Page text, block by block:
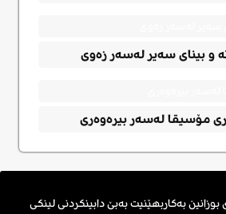
بەکاربهێنیت بەبێ دابینکردنی لینکی